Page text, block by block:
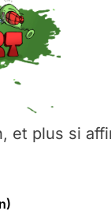
et plus si
en-Velin)
& Pierre
Savoie)